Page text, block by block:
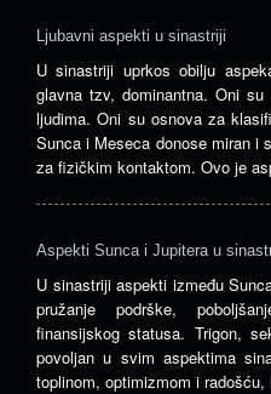
Ljubavni aspekti u sinastriji
U sinastriji uprkos obilju
glavna tzv, dominantna. Oni
ljudima. Oni su osnova za
Sunca i Meseca donose miran i
za fizičkim kontaktom. Ovo je
Aspekti Sunca i Jupitera u
U sinastriji aspekti između
pružanje podrške,
finansijskog statusa. Trigon,
povoljan u svim aspektima
toplinom, optimizmom i radošću,